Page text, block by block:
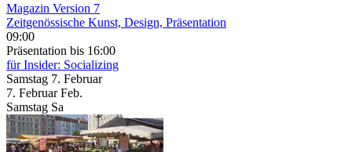
Magazin Version 7
Zeitgenössische Kunst, Design, Präsentation
09:00
Präsentation bis 16:00
für Insider: Socializing
Samstag 7. Februar
7. Februar Feb.
Samstag Sa